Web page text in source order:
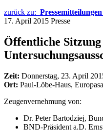
zurück zu: Pressemitteilungen
17. April 2015 Presse
Öffentliche Sitzung
Zeit: Donnerstag, 23. April
Ort: Paul-Löbe-Haus,
Zeugenvernehmung von:
Dr. Peter Bartodziej,
BND-Präsident a.D.